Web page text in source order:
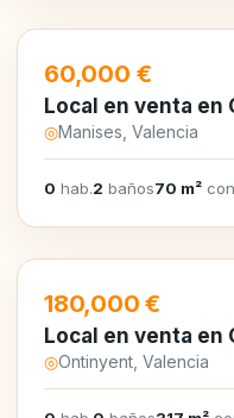
EN VENTA
60,000 €
Local en venta en
◎Manises, Valencia
0 hab.2 baños70 m²
EN VENTA
180,000 €
Local en venta en
◎Ontinyent, Valencia